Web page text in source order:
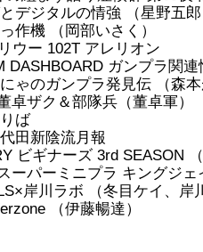
デジタルの情強 （星野五
作機 （岡部いさく）
ウー 102T アレリオン
DASHBOARD ガンプラ関
ゃのガンプラ発見伝 （森
卓ザク＆部隊兵（董卓軍）
ば
田新陰流月報
ビギナーズ 3rd SEASON
ーパーミニプラ キングジェ
岸川ラボ （冬目ケイ、岸
（伊藤暢達）
ンドパワー
ビー
ールス
ルズ